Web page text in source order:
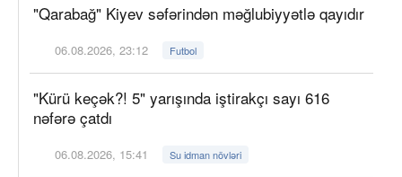
"Qarabağ" Kiyev səfərindən məğlubiyyətlə qayıdır
06.08.2026, 23:12 Futbol
"Kürü keçək?! 5" yarışında iştirakçı sayı 616
nəfərə çatdı
06.08.2026, 15:41 Su idman növləri